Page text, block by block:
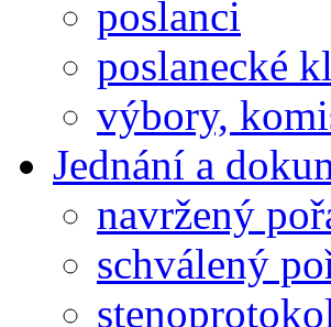
poslanci
poslanecké
výbory,
Jednání a
navržený
schválený